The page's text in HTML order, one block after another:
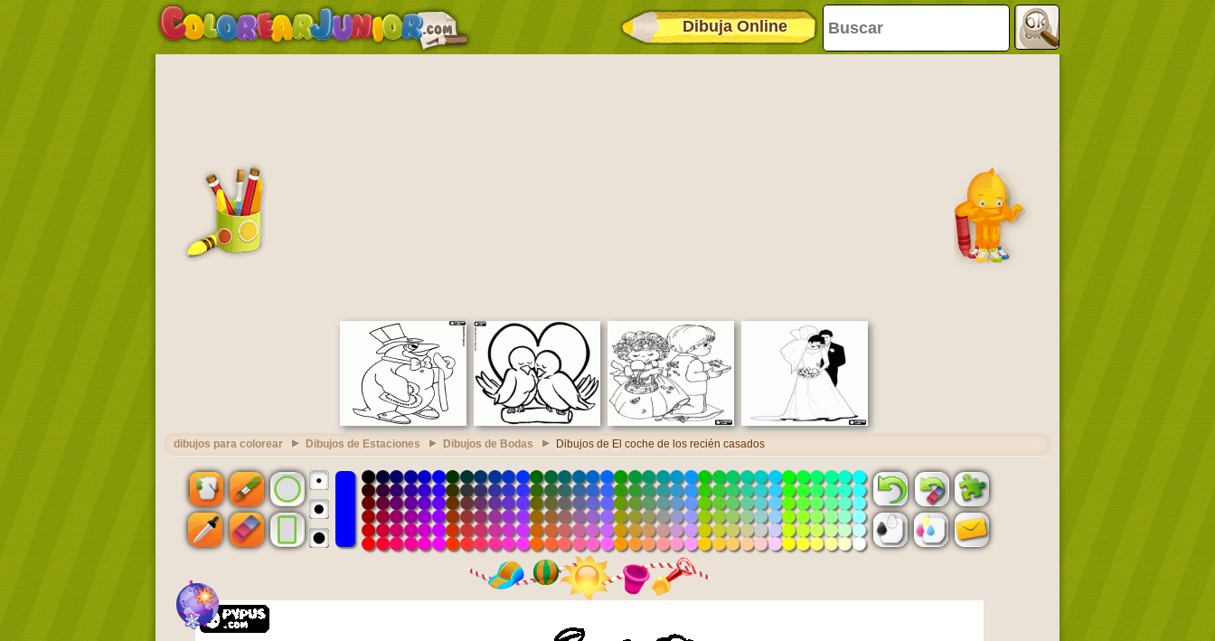
Dibuja Online
dibujos para colorear Dibujos de Estaciones Dibujos de Bodas Dibujos de El coche de los recién casados